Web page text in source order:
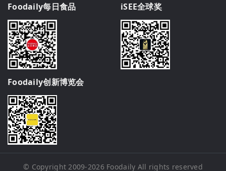
Foodaily每日食品 iSEE全球奖
Foodaily创新博览会
© Copyright 2009-2026 Foodaily All rights reserved